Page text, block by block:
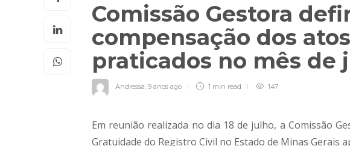
Comissão Gestora
compensação dos
praticados no mês de
Andressa, 9 anos ago 1 min read 147
Em reunião realizada no dia 18 de julho, a Comissão
Gratuidade do Registro Civil no Estado de Minas Gerais